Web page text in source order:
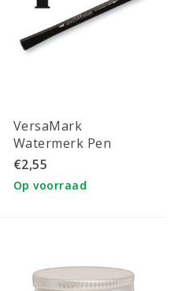
VersaMark
Watermerk Pen
€2,55
Op voorraad